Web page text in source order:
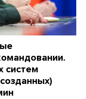
систем